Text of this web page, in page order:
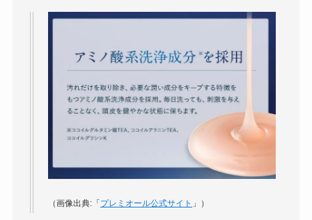
（画像出典:「プレミオール公式サイト 」）